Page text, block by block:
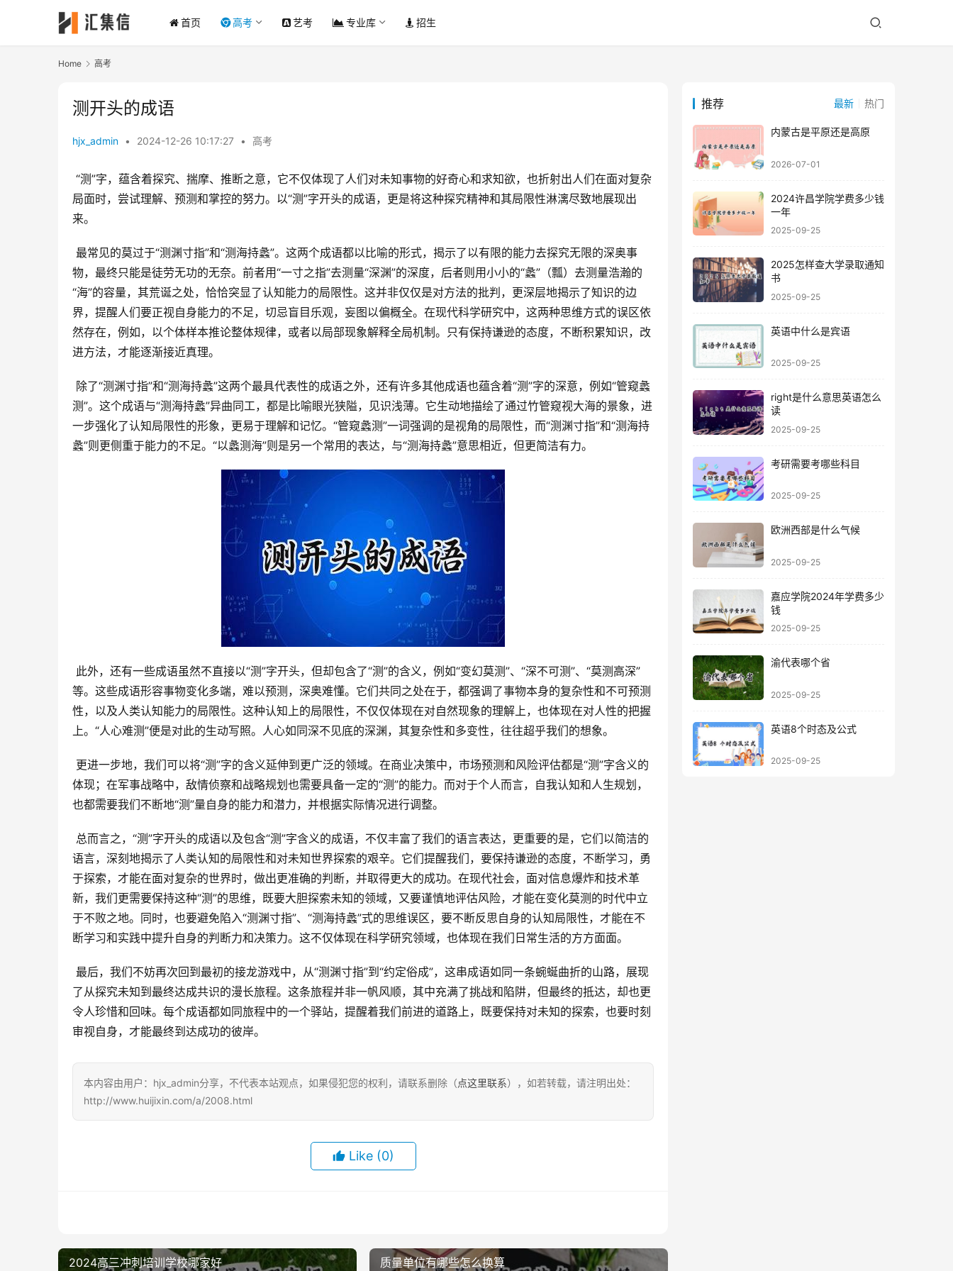
首页 高考 艺考 专业库 招生
Home 高考
测开头的成语
hjx_admin • 2024-12-26 10:17:27 • 高考
局面时，尝试理解、预测和掌控的努力。以“测”字开头的成语，更是将这种探究精神和其局限性淋漓尽致地展现出
来。
物，最终只能是徒劳无功的无奈。前者用“一寸之指”去测量“深渊”的深度，后者则用小小的“蠡”（瓢）去测量浩瀚的
“海”的容量，其荒诞之处，恰恰突显了认知能力的局限性。这并非仅仅是对方法的批判，更深层地揭示了知识的边
界，提醒人们要正视自身能力的不足，切忌盲目乐观，妄图以偏概全。在现代科学研究中，这两种思维方式的误区依
然存在，例如，以个体样本推论整体规律，或者以局部现象解释全局机制。只有保持谦逊的态度，不断积累知识，改
进方法，才能逐渐接近真理。
测”。这个成语与“测海持蠡”异曲同工，都是比喻眼光狭隘，见识浅薄。它生动地描绘了通过竹管窥视大海的景象，进
一步强化了认知局限性的形象，更易于理解和记忆。“管窥蠡测”一词强调的是视角的局限性，而“测渊寸指”和“测海持
蠡”则更侧重于能力的不足。“以蠡测海”则是另一个常用的表达，与“测海持蠡”意思相近，但更简洁有力。
等。这些成语形容事物变化多端，难以预测，深奥难懂。它们共同之处在于，都强调了事物本身的复杂性和不可预测
性，以及人类认知能力的局限性。这种认知上的局限性，不仅仅体现在对自然现象的理解上，也体现在对人性的把握
上。“人心难测”便是对此的生动写照。人心如同深不见底的深渊，其复杂性和多变性，往往超乎我们的想象。
体现；在军事战略中，敌情侦察和战略规划也需要具备一定的“测”的能力。而对于个人而言，自我认知和人生规划，
也都需要我们不断地“测”量自身的能力和潜力，并根据实际情况进行调整。
语言，深刻地揭示了人类认知的局限性和对未知世界探索的艰辛。它们提醒我们，要保持谦逊的态度，不断学习，勇
于探索，才能在面对复杂的世界时，做出更准确的判断，并取得更大的成功。在现代社会，面对信息爆炸和技术革
新，我们更需要保持这种“测”的思维，既要大胆探索未知的领域，又要谨慎地评估风险，才能在变化莫测的时代中立
于不败之地。同时，也要避免陷入“测渊寸指”、“测海持蠡”式的思维误区，要不断反思自身的认知局限性，才能在不
断学习和实践中提升自身的判断力和决策力。这不仅体现在科学研究领域，也体现在我们日常生活的方方面面。
了从探究未知到最终达成共识的漫长旅程。这条旅程并非一帆风顺，其中充满了挑战和陷阱，但最终的抵达，却也更
令人珍惜和回味。每个成语都如同旅程中的一个驿站，提醒着我们前进的道路上，既要保持对未知的探索，也要时刻
审视自身，才能最终到达成功的彼岸。
本内容由用户：hjx_admin分享，不代表本站观点，如果侵犯您的权利，请联系删除（点这里联系），如若转载，请注明出处：
http://www.huijixin.com/a/2008.html
Like (0)
2024高三冲刺培训学校哪家好 质量单位有哪些怎么换算
推荐 最新 热门
内蒙古是平原还是高原
2026-07-01
2024许昌学院学费多少钱
一年
2025-09-25
2025怎样查大学录取通知
书
2025-09-25
英语中什么是宾语
2025-09-25
right是什么意思英语怎么
读
2025-09-25
考研需要考哪些科目
2025-09-25
欧洲西部是什么气候
2025-09-25
嘉应学院2024年学费多少
钱
2025-09-25
渝代表哪个省
2025-09-25
英语8个时态及公式
2025-09-25